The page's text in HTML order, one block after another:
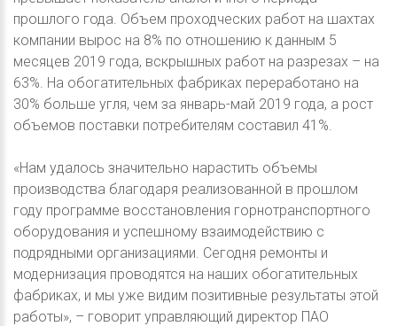
прошлого года. Объем проходческих работ на шахтах
компании вырос на 8% по отношению к данным 5
месяцев 2019 года, вскрышных работ на разрезах – на
63%. На обогатительных фабриках переработано на
30% больше угля, чем за январь-май 2019 года, а рост
объемов поставки потребителям составил 41%.
«Нам удалось значительно нарастить объемы
производства благодаря реализованной в прошлом
году программе восстановления горнотранспортного
оборудования и успешному взаимодействию с
подрядными организациями. Сегодня ремонты и
модернизация проводятся на наших обогатительных
фабриках, и мы уже видим позитивные результаты этой
работы», – говорит управляющий директор ПАО